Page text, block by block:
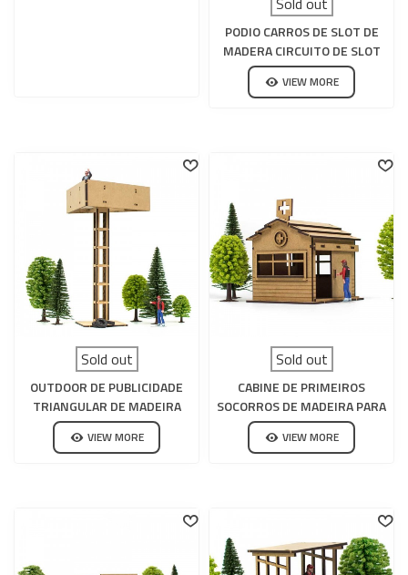
PODIO CARROS DE SLOT DE
MADERA CIRCUITO DE SLOT
VIEW MORE
Sold out
OUTDOOR DE PUBLICIDADE
TRIANGULAR DE MADEIRA
PARA CIRCUITO DE SLOT
VIEW MORE
Sold out
CABINE DE PRIMEIROS
SOCORROS DE MADEIRA PARA
CIRCUITO DE SLOT
VIEW MORE